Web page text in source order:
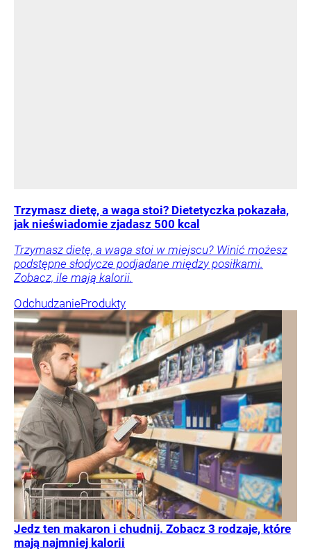
Trzymasz dietę, a waga stoi? Dietetyczka pokazała,
jak nieświadomie zjadasz 500 kcal
Trzymasz dietę, a waga stoi w miejscu? Winić możesz
podstępne słodycze podjadane między posiłkami.
Zobacz, ile mają kalorii.
OdchudzanieProdukty
Jedz ten makaron i chudnij. Zobacz 3 rodzaje, które
mają najmniej kalorii